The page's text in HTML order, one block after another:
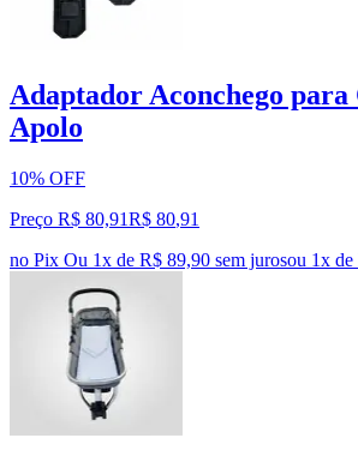
Adaptador Aconchego
Apolo
10% OFF
Preço R$ 80,91R$ 80,91
no Pix Ou 1x de R$ 89,90 sem jurosou 1x de